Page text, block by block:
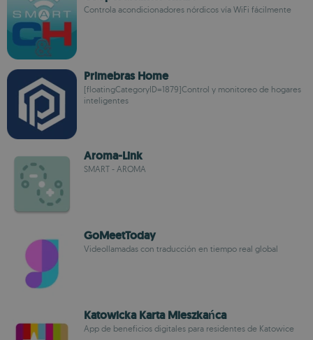
Controla acondicionadores nórdicos vía WiFi fácilmente
Primebras Home
[floatingCategoryID=1879]Control y monitoreo de hogares
inteligentes
Aroma-Link
SMART - AROMA
GoMeetToday
Videollamadas con traducción en tiempo real global
Katowicka Karta Mieszkańca
App de beneficios digitales para residentes de Katowice